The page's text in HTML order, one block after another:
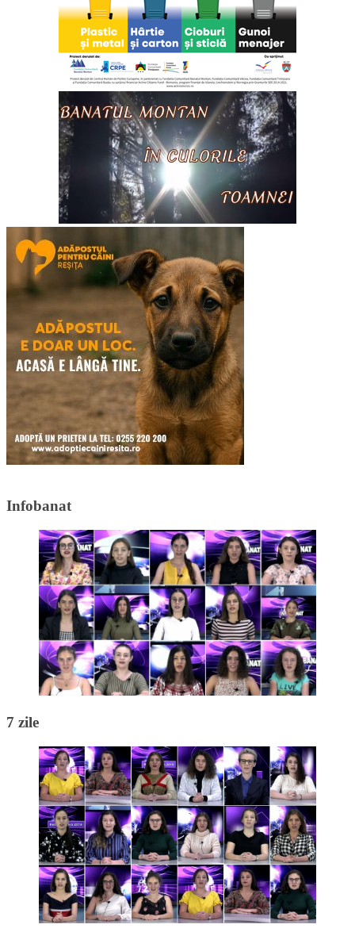
Infobanat
7 zile